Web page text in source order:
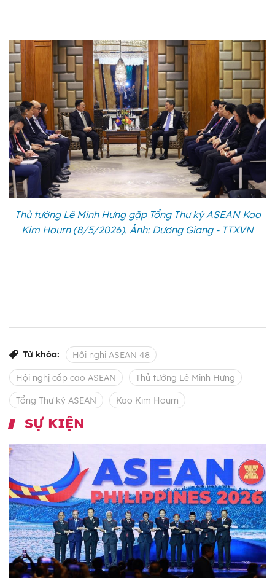
Thủ tướng Lê Minh Hưng gặp Tổng Thư ký ASEAN Kao
Kim Hourn (8/5/2026). Ảnh: Dương Giang - TTXVN
Từ khóa: Hội nghị ASEAN 48
Hội nghị cấp cao ASEAN Thủ tướng Lê Minh Hưng
Tổng Thư ký ASEAN Kao Kim Hourn
SỰ KIỆN